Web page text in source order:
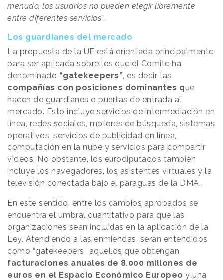
menudo, los usuarios no pueden elegir libremente
entre diferentes servicios”.
Los guardianes del mercado
La propuesta de la UE está orientada principalmente
para ser aplicada sobre los que el Comite ha
denominado “gatekeepers”, es decir, las
compañías con posiciones dominantes que
hacen de guardianes o puertas de entrada al
mercado. Esto incluye servicios de intermediación en
línea, redes sociales, motores de búsqueda, sistemas
operativos, servicios de publicidad en línea,
computación en la nube y servicios para compartir
videos. No obstante, los eurodiputados también
incluye los navegadores, los asistentes virtuales y la
televisión conectada bajo el paraguas de la DMA.
En este sentido, entre los cambios aprobados se
encuentra el umbral cuantitativo para que las
organizaciones sean incluidas en la aplicación de la
Ley. Atendiendo a las enmiendas, serán entendidos
como “gatekeepers” aquellos que obtengan
facturaciones anuales de 8.000 millones de
euros en el Espacio Económico Europeo y una